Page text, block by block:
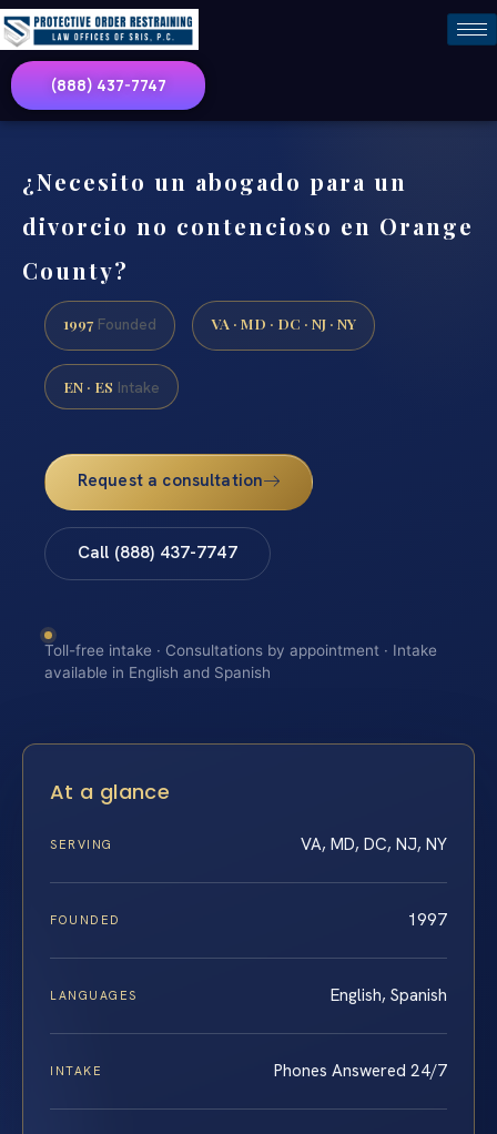
(888) 437-7747
¿Necesito un abogado para un
divorcio no contencioso en Orange
County?
1997 Founded VA · MD · DC · NJ · NY
EN · ES Intake
Request a consultation
Call (888) 437-7747
Toll-free intake · Consultations by appointment · Intake
available in English and Spanish
At a glance
SERVING VA, MD, DC, NJ, NY
FOUNDED 1997
LANGUAGES English, Spanish
INTAKE Phones Answered 24/7